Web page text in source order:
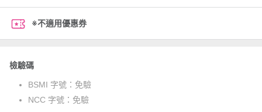
※不適用優惠券
檢驗碼
BSMI 字號： 免驗
NCC 字號： 免驗